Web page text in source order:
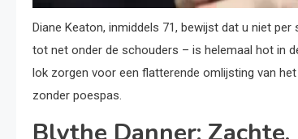
Diane Keaton, inmiddels 71, bewijst dat u niet
tot net onder de schouders – is helemaal hot in
lok zorgen voor een flatterende omlijsting van
zonder poespas.